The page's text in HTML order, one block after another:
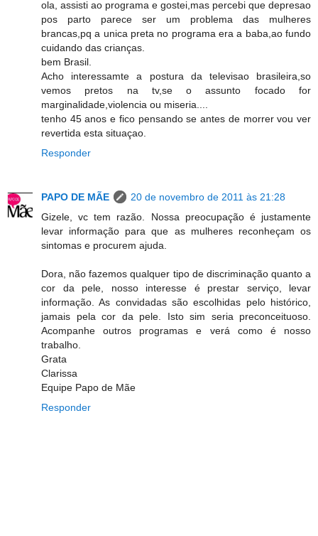
ola, assisti ao programa e gostei,mas percebi que depresao
pos parto parece ser um problema das mulheres
brancas,pq a unica preta no programa era a baba,ao fundo
cuidando das crianças.
bem Brasil.
Acho interessamte a postura da televisao brasileira,so
vemos pretos na tv,se o assunto focado for
marginalidade,violencia ou miseria....
tenho 45 anos e fico pensando se antes de morrer vou ver
revertida esta situaçao.
Responder
PAPO DE MÃE
20 de novembro de 2011 às 21:28
Gizele, vc tem razão. Nossa preocupação é justamente
levar informação para que as mulheres reconheçam os
sintomas e procurem ajuda.
Dora, não fazemos qualquer tipo de discriminação quanto a
cor da pele, nosso interesse é prestar serviço, levar
informação. As convidadas são escolhidas pelo histórico,
jamais pela cor da pele. Isto sim seria preconceituoso.
Acompanhe outros programas e verá como é nosso
trabalho.
Grata
Clarissa
Equipe Papo de Mãe
Responder